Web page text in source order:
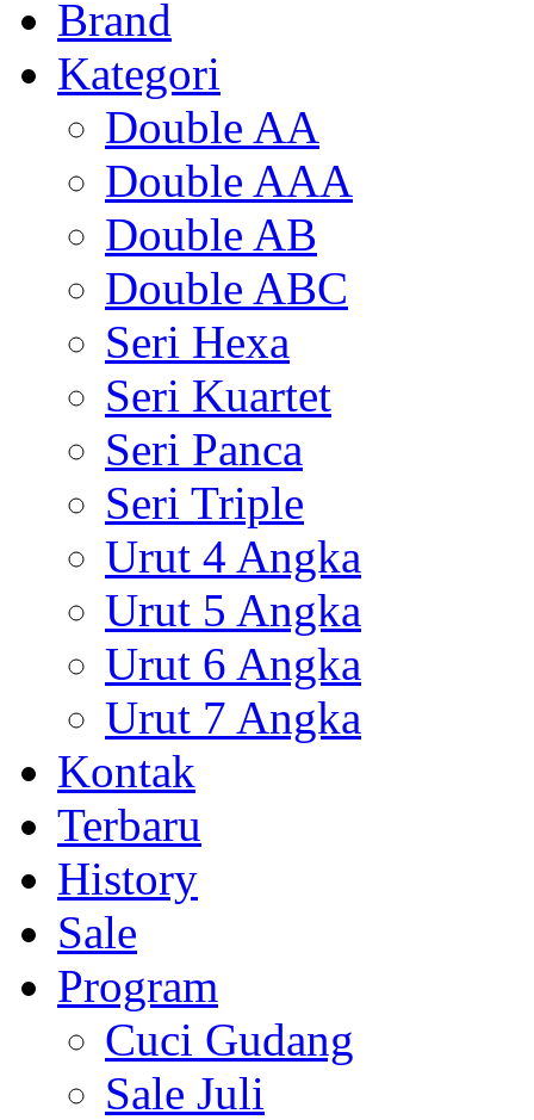
Brand
Kategori
Double AA
Double AAA
Double AB
Double ABC
Seri Hexa
Seri Kuartet
Seri Panca
Seri Triple
Urut 4 Angka
Urut 5 Angka
Urut 6 Angka
Urut 7 Angka
Kontak
Terbaru
History
Sale
Program
Cuci Gudang
Sale Juli